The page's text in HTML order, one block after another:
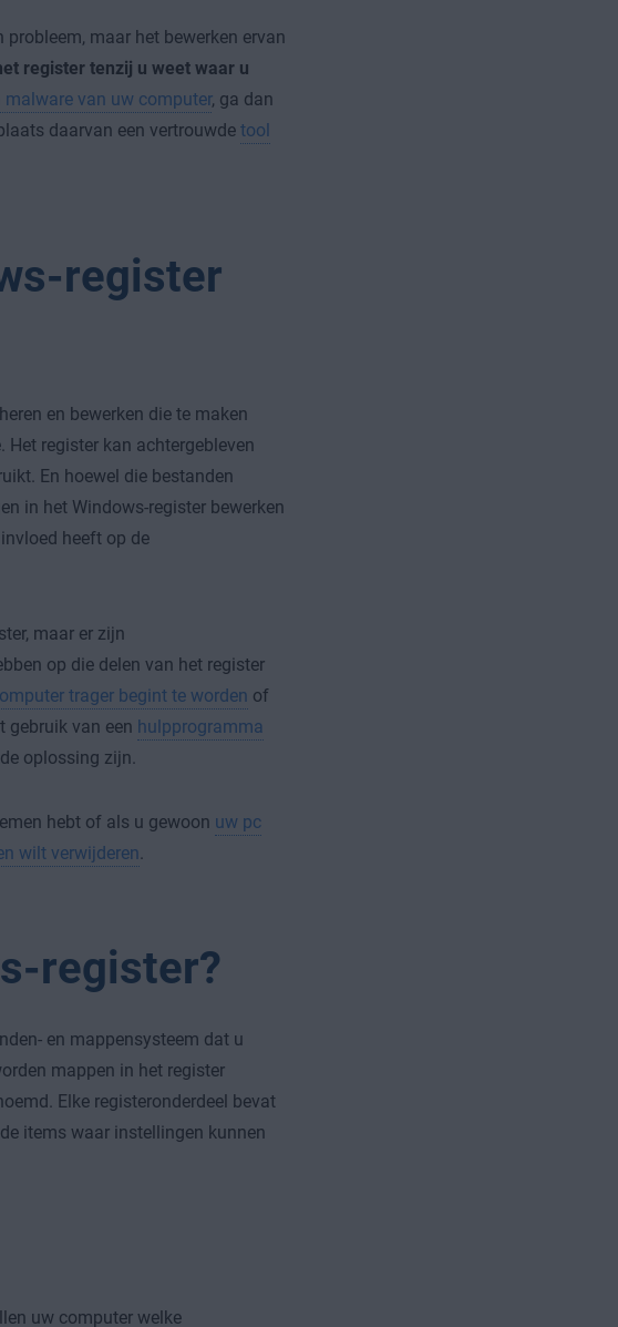
maar het bewerken ervan
register tenzij u weet waar u
malware van uw computer, ga dan
daarvan een vertrouwde tool
register
en bewerken die te maken
register kan achtergebleven
En hoewel die bestanden
in het Windows-register bewerken
heeft op de
maar er zijn
op die delen van het register
trager begint te worden of
gebruik van een hulpprogramma
oplossing zijn.
hebt of als u gewoon uw pc
wilt verwijderen.
register?
en mappensysteem dat u
mappen in het register
Elke registeronderdeel bevat
items waar instellingen kunnen
uw computer welke